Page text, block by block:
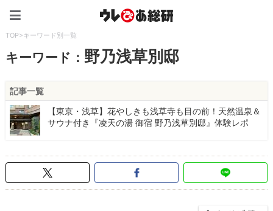
TOP>キーワード別一覧
キーワード：野乃浅草別邸
記事一覧
【東京・浅草】花やしきも浅草寺も目の前！天然温泉＆
サウナ付き『凌天の湯 御宿 野乃浅草別邸』体験レポ